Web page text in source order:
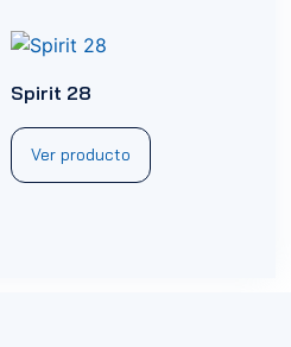
Spirit 28
Ver producto